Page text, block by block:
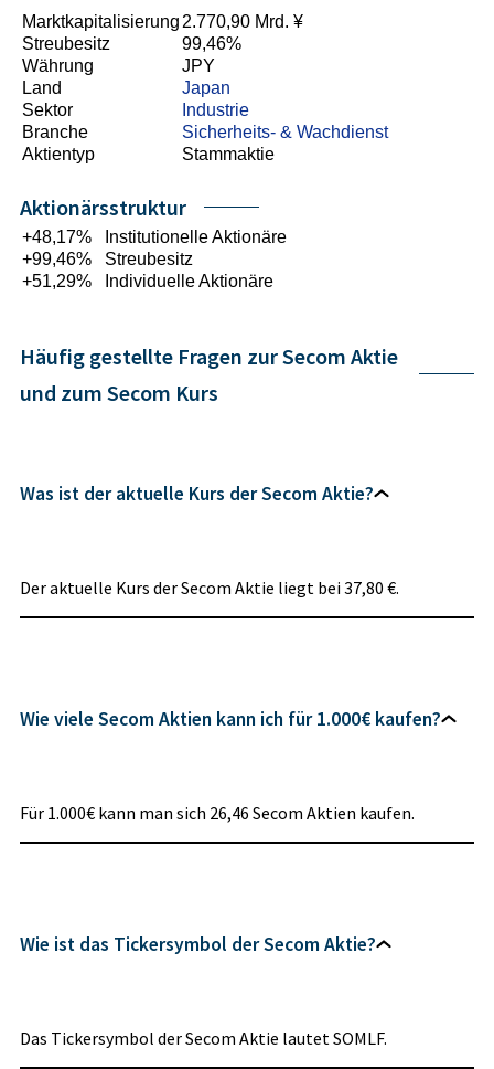
Marktkapitalisierung 2.770,90 Mrd. ¥
Streubesitz
99,46%
Währung
JPY
Land
Japan
Sektor
Industrie
Branche
Sicherheits- & Wachdienst
Aktientyp
Stammaktie
Aktionärsstruktur
+48,17%
Institutionelle Aktionäre
+99,46%
Streubesitz
+51,29%
Individuelle Aktionäre
Häufig gestellte Fragen zur Secom Aktie
und zum Secom Kurs
Was ist der aktuelle Kurs der Secom Aktie?
Der aktuelle Kurs der Secom Aktie liegt bei 37,80 €.
Wie viele Secom Aktien kann ich für 1.000€ kaufen?
Für 1.000€ kann man sich 26,46 Secom Aktien kaufen.
Wie ist das Tickersymbol der Secom Aktie?
Das Tickersymbol der Secom Aktie lautet SOMLF.